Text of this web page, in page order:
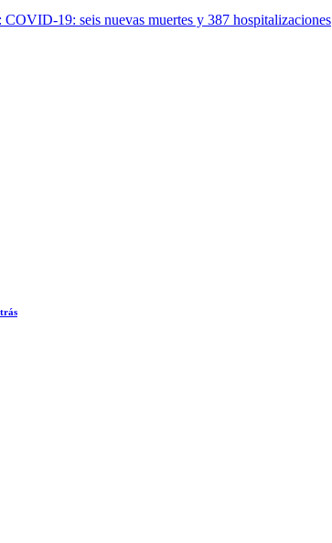
19: seis nuevas muertes y 387 hospitalizaciones